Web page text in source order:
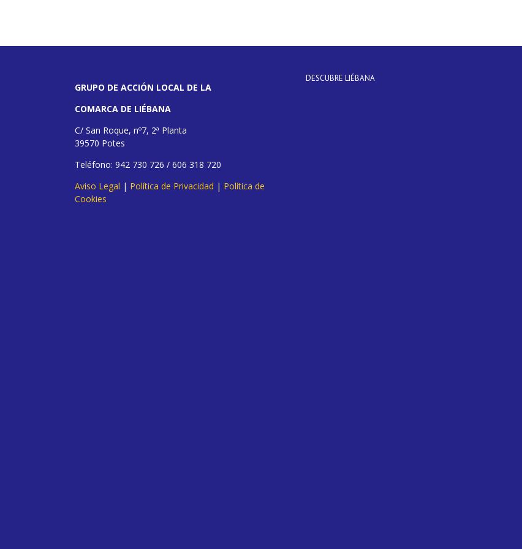
GRUPO DE ACCIÓN LOCAL DE LA
COMARCA DE LIÉBANA
C/ San Roque, nº7, 2ª Planta
39570 Potes
Teléfono: 942 730 726 / 606 318 720
Aviso Legal | Política de Privacidad | Política de
Cookies
DESCUBRE LIÉBANA